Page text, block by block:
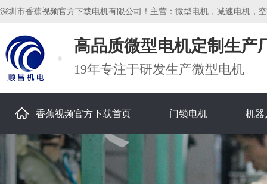
深圳市香蕉视频官方下载电机有限公司！主营：微型电机，减速电机，空
高品质微型电机定制生产
19年专注于研发生产微型电机
香蕉视频官方下载首页 门锁电机 机器
关于香蕉视频官方下载